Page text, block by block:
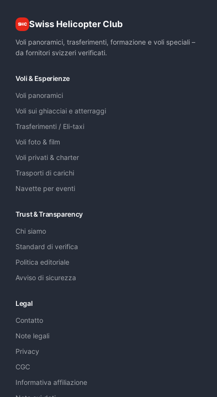
SHC Swiss Helicopter Club
Voli panoramici, trasferimenti, formazione e voli speciali –
da fornitori svizzeri verificati.
Voli & Esperienze
Voli panoramici
Voli sui ghiacciai e atterraggi
Trasferimenti / Eli-taxi
Voli foto & film
Voli privati & charter
Trasporti di carichi
Navette per eventi
Trust & Transparency
Chi siamo
Standard di verifica
Politica editoriale
Avviso di sicurezza
Legal
Contatto
Note legali
Privacy
CGC
Informativa affiliazione